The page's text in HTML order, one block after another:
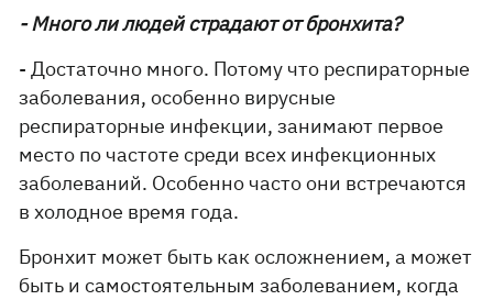
- Много ли людей страдают от бронхита?
- Достаточно много. Потому что респираторные
заболевания, особенно вирусные
респираторные инфекции, занимают первое
место по частоте среди всех инфекционных
заболеваний. Особенно часто они встречаются
в холодное время года.
Бронхит может быть как осложнением, а может
быть и самостоятельным заболеванием, когда